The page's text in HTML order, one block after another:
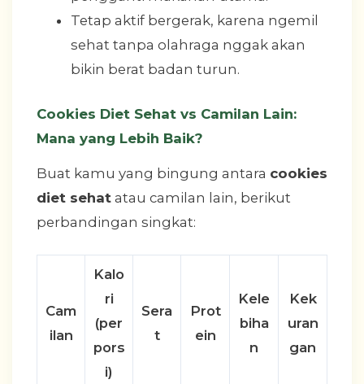
Tetap aktif bergerak, karena ngemil
sehat tanpa olahraga nggak akan
bikin berat badan turun.
Cookies Diet Sehat vs Camilan Lain:
Mana yang Lebih Baik?
Buat kamu yang bingung antara cookies
diet sehat atau camilan lain, berikut
perbandingan singkat:
Cam
ilan
Kalo
ri
(per
pors
i)
Sera
t
Prot
ein
Kele
biha
n
Kek
uran
gan